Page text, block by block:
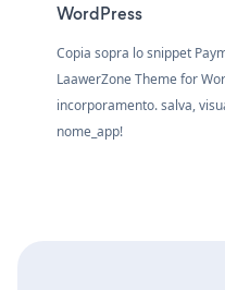
WordPress
Copia sopra lo snippet
LaawerZone Theme for
incorporamento. salva,
nome_app!